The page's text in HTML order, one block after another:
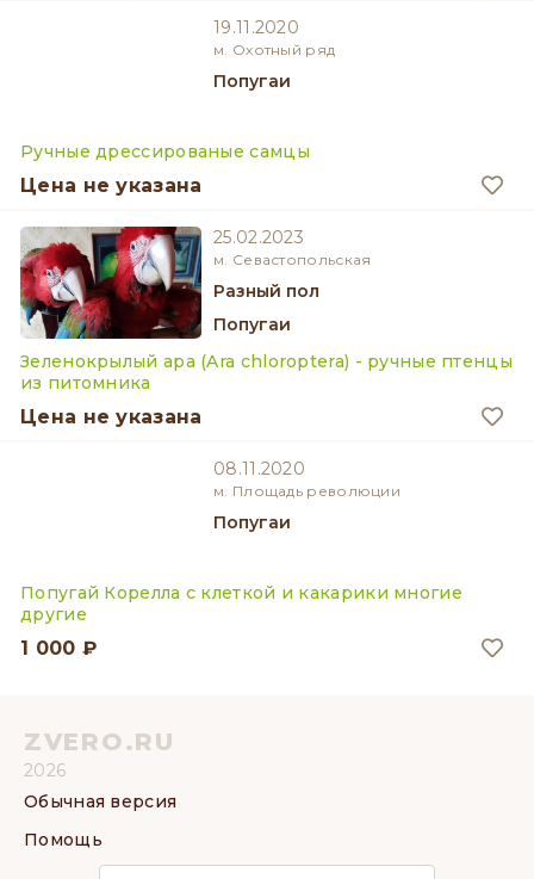
19.11.2020
м. Охотный ряд
Попугаи
Ручные дрессированые самцы
Цена не указана
25.02.2023
м. Севастопольская
разный пол
Попугаи
Зеленокрылый ара (Ara chloroptera) - ручные птенцы
из питомника
Цена не указана
08.11.2020
м. Площадь революции
Попугаи
Попугай Корелла с клеткой и какарики многие
другие
1 000 ₽
ZVERO.RU
2026
Обычная версия
Помощь